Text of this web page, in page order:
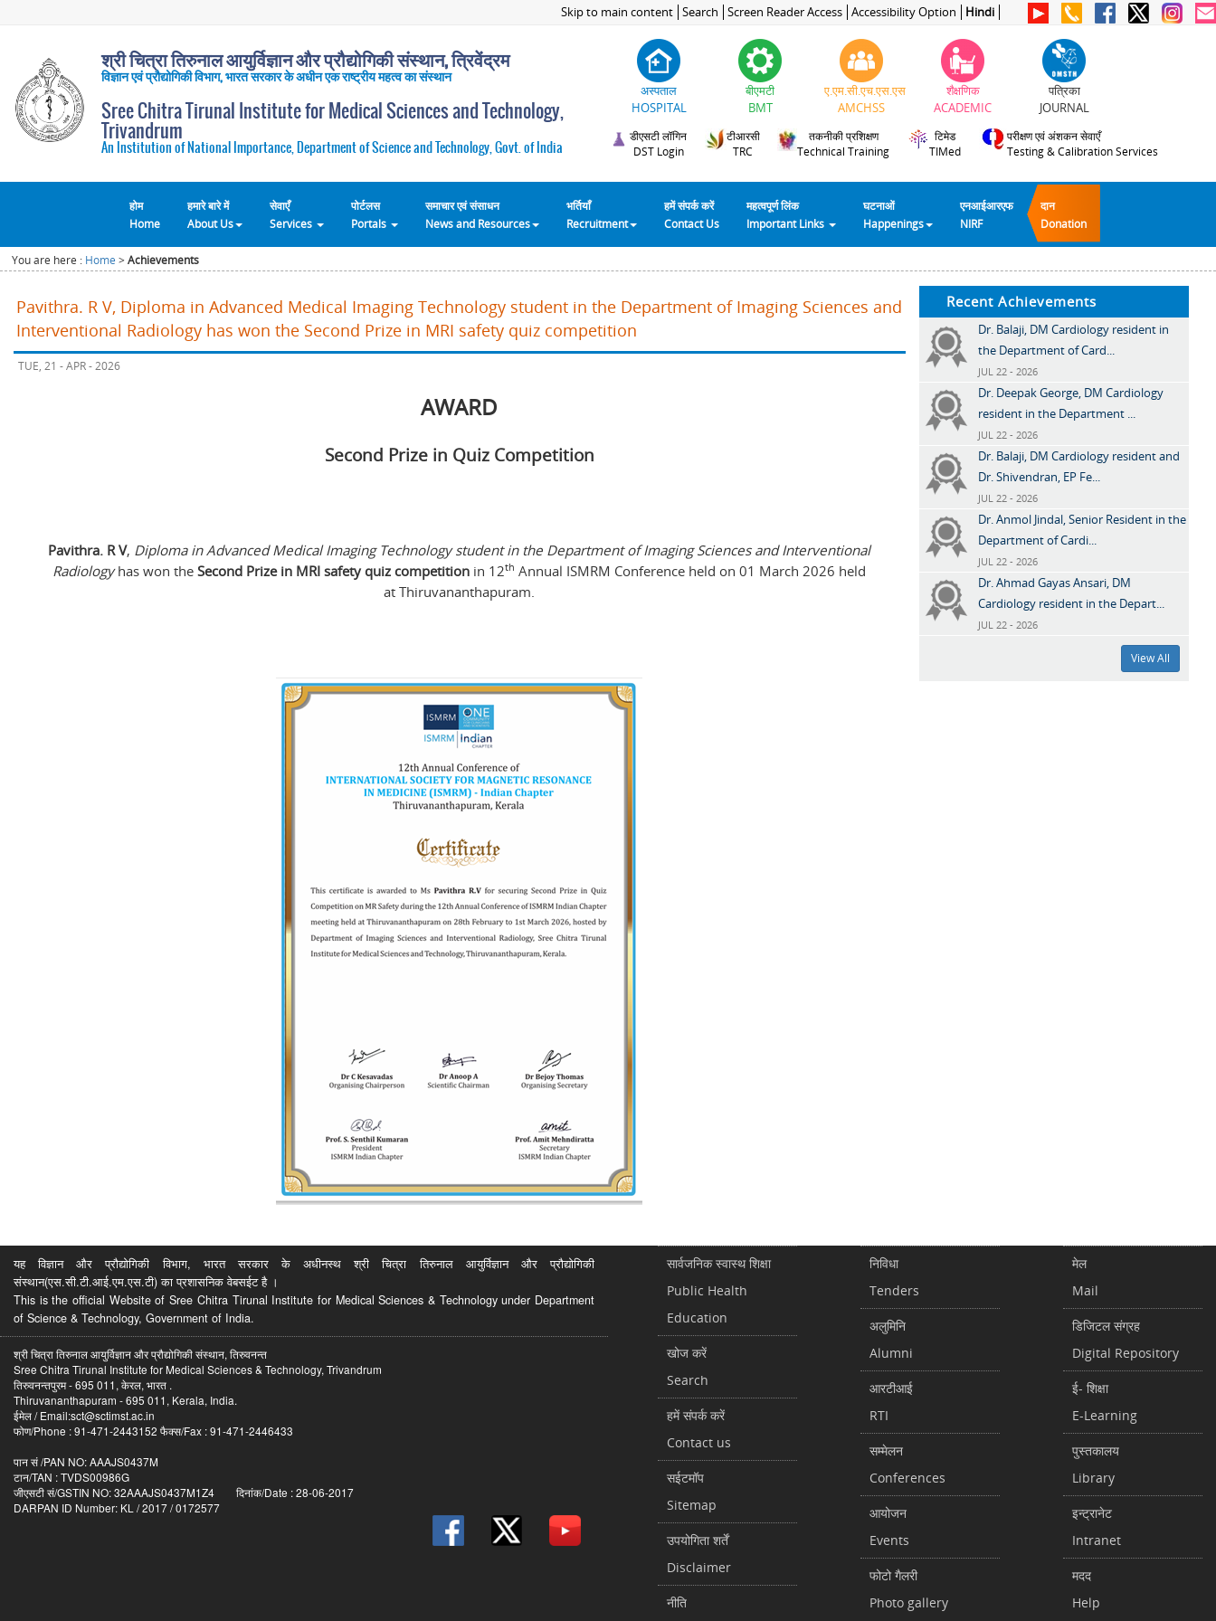
Skip to main content Search Screen Reader Access Accessibility Option Hindi
श्री चित्रा तिरुनाल आयुर्विज्ञान और प्रौद्योगिकी संस्थान, त्रिवेंद्रम
विज्ञान एवं प्रौद्योगिकी विभाग, भारत सरकार के अधीन एक राष्ट्रीय महत्व का संस्थान
Sree Chitra Tirunal Institute for Medical Sciences and Technology,
Trivandrum
An Institution of National Importance, Department of Science and Technology, Govt. of India
अस्पताल
HOSPITAL
बीएमटी
BMT
ए.एम.सी.एच.एस.एस
AMCHSS
शैक्षणिक
ACADEMIC
पत्रिका
JOURNAL
डीएसटी लॉगिन
DST Login
टीआरसी
TRC
तकनीकी प्रशिक्षण
Technical Training
टिमेड
TIMed
परीक्षण एवं अंशकन सेवाएँ
Testing & Calibration Services
होम
Home
हमारे बारे में
About Us
सेवाएँ
Services
पोर्टलस
Portals
समाचार एवं संसाधन
News and Resources
भर्तियाँ
Recruitment
हमें संपर्क करें
Contact Us
महत्वपूर्ण लिंक
Important Links
घटनाओं
Happenings
एनआईआरएफ
NIRF
दान
Donation
You are here : Home >Achievements
Pavithra. R V, Diploma in Advanced Medical Imaging Technology student in the Department of Imaging Sciences and
Interventional Radiology has won the Second Prize in MRI safety quiz competition
TUE, 21 - APR - 2026
AWARD
Second Prize in Quiz Competition
Pavithra. R V, Diploma in Advanced Medical Imaging Technology student in the Department of Imaging Sciences and Interventional
Radiologyhas won theSecond Prize in MRI safety quiz competition in 12th Annual ISMRM Conference held on 01 March 2026 held
at Thiruvananthapuram.
Recent Achievements
Dr. Balaji, DM Cardiology resident in
the Department of Card...
JUL 22 - 2026
Dr. Deepak George, DM Cardiology
resident in the Department ...
JUL 22 - 2026
Dr. Balaji, DM Cardiology resident and
Dr. Shivendran, EP Fe...
JUL 22 - 2026
Dr. Anmol Jindal, Senior Resident in the
Department of Cardi...
JUL 22 - 2026
Dr. Ahmad Gayas Ansari, DM
Cardiology resident in the Depart...
JUL 22 - 2026
View All
यह विज्ञान और प्रौद्योगिकी विभाग, भारत सरकार के अधीनस्थ श्री चित्रा तिरुनाल आयुर्विज्ञान और प्रौद्योगिकी
संस्थान(एस.सी.टी.आई.एम.एस.टी) का प्रशासनिक वेबसईट है ।
This is the official Website of Sree Chitra Tirunal Institute for Medical Sciences & Technology under Department
of Science & Technology, Government of India.
श्री चित्रा तिरुनाल आयुर्विज्ञान और प्रौद्योगिकी संस्थान, तिरुवनन्त
Sree Chitra Tirunal Institute for Medical Sciences & Technology, Trivandrum
तिरुवनन्तपुरम - 695 011, केरल, भारत .
Thiruvananthapuram - 695 011, Kerala, India.
ईमेल / Email:sct@sctimst.ac.in
फोण/Phone : 91-471-2443152 फैक्स/Fax : 91-471-2446433
पान सं /PAN NO: AAAJS0437M
टान/TAN : TVDS00986G
जीएसटी सं/GSTIN NO: 32AAAJS0437M1Z4 दिनांक/Date : 28-06-2017
DARPAN ID Number: KL / 2017 / 0172577
सार्वजनिक स्वास्थ शिक्षा
Public Health
Education
खोज करें
Search
हमें संपर्क करें
Contact us
सईटमॉप
Sitemap
उपयोगिता शर्तें
Disclaimer
नीति
निविधा
Tenders
अलुमिनि
Alumni
आरटीआई
RTI
सम्मेलन
Conferences
आयोजन
Events
फोटो गैलरी
Photo gallery
मेल
Mail
डिजिटल संग्रह
Digital Repository
ई- शिक्षा
E-Learning
पुस्तकालय
Library
इन्ट्रानेट
Intranet
मदद
Help